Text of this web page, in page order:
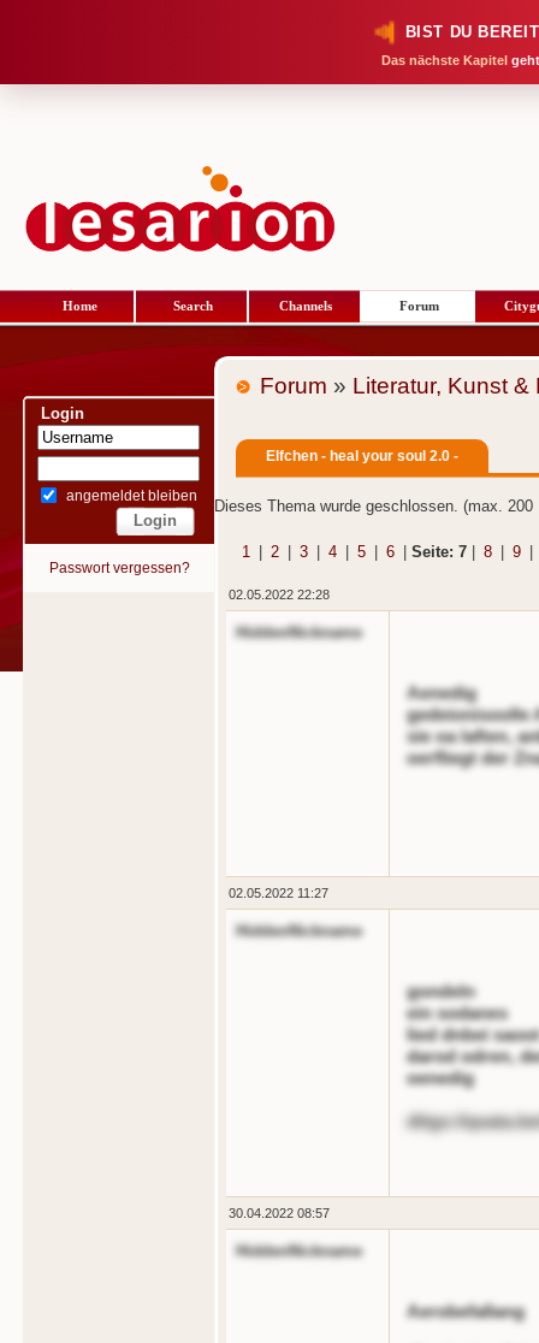
BIST DU
Das nächste Kapitel
Home Search Channels Forum
Login
angemeldet bleiben
Passwort vergessen?
Forum » Literatur, Kunst &
Elfchen - heal your soul 2.0 -
Dieses Thema wurde geschlossen. (max. 200
1 2 3 4 5 6 Seite: 7 8 9
02.05.2022 22:28
HiddenNickname
Aenedig
gedeionisoolle
sie oa laften,
oerfliegt der
02.05.2022 11:27
HiddenNickname
gondeln
ein sodanes
lied dnbei saoot
darod odren,
oenedig
dttgs://
30.04.2022 08:57
HiddenNickname
Aerobefallang